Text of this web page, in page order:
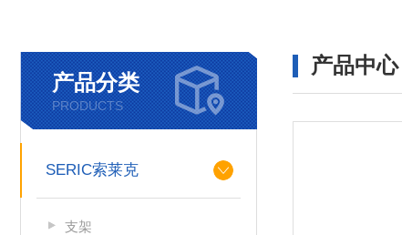
产品分类
PRODUCTS
SERIC索莱克
支架
产品中心